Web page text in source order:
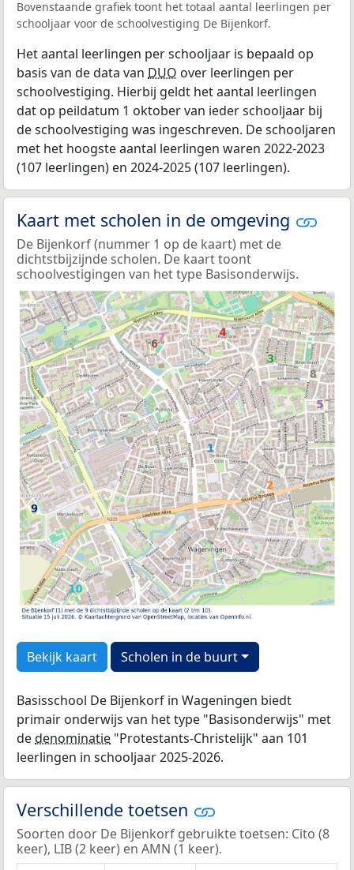
Bovenstaande grafiek toont het totaal aantal leerlingen per
schooljaar voor de schoolvestiging De Bijenkorf.
Het aantal leerlingen per schooljaar is bepaald op
basis van de data van DUO over leerlingen per
schoolvestiging. Hierbij geldt het aantal leerlingen
dat op peildatum 1 oktober van ieder schooljaar bij
de schoolvestiging was ingeschreven. De schooljaren
met het hoogste aantal leerlingen waren 2022-2023
(107 leerlingen) en 2024-2025 (107 leerlingen).
Kaart met scholen in de omgeving
De Bijenkorf (nummer 1 op de kaart) met de
dichtstbijzijnde scholen. De kaart toont
schoolvestigingen van het type Basisonderwijs.
Bekijk kaart Scholen in de buurt
Basisschool De Bijenkorf in Wageningen biedt
primair onderwijs van het type "Basisonderwijs" met
dedenominatie "Protestants-Christelijk" aan 101
leerlingen in schooljaar 2025-2026.
Verschillende toetsen
Soorten door De Bijenkorf gebruikte toetsen: Cito (8
keer), LIB (2 keer) en AMN (1 keer).